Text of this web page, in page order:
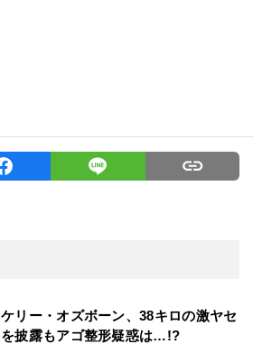
ケリー・オズボーン、38キロの激ヤセ
を披露もアゴ整形疑惑は…!?